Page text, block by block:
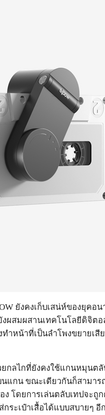
ยังคงเก็บเสน่ห์ของยุคอ
สมผสานเทคโนโลยีดิจิตอ
หน้าที่เป็นลำโพงขยายเสี
ลไกที่ยังคงใช้แกนหมุนต
แกน ขณะเดียวกันก็สามาร
โดยการเล่นตลับเทปจะ
ระเป๋าเสื้อได้แบบสบายๆ อี